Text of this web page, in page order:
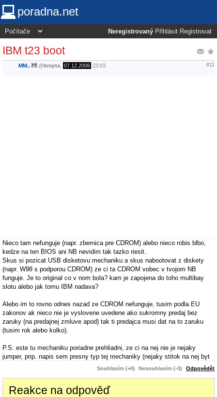
poradna.net
Neregistrovaný Přihlásit Registrovat
IBM t23 boot
MM.. @brepta 07.12.2006 23:03 #11
Nieco tam nefunguje (napr. zbernica pre CDROM) alebo nieco robis blbo,
kedze na ten BIOS ani NB nevidim tak tazko riesit.
Skus si pozicat USB disketovu mechaniku a skus nabootovat z diskety
(napr. W98 s podporou CDROM) ze ci ta CDROM vobec v tvojom NB
funguje. Je to original co v nom bola? kam je zapojena do toho multibay
slotu alebo jak tomu IBM nadava?
Alebo im to rovno odnes nazad ze CDROM nefunguje, tusim podla EU
zakonov ak nieco nie je vyslovene uvedene ako sukromny predaj bez
zaruky (na predajnej zmluve apod) tak ti predajca musi dat na to zaruku
(tusim rok alebo kolko).
P.S: este tu mechaniku poriadne prehliadni, ze ci na nej nie je nejaky
jumper, prip. napis sem presny typ tej mechaniky (nejaky stitok na nej byt
musi) resp. nejake ID co na tom je, a presne ID toho notebooku (aj na NB
je nejaky stitok s ID, len sem nedavaj cislo z nalepky Windows, to
Souhlasím (+0) Nesouhlasím (-0) Odpovědět
Reakce na odpověď